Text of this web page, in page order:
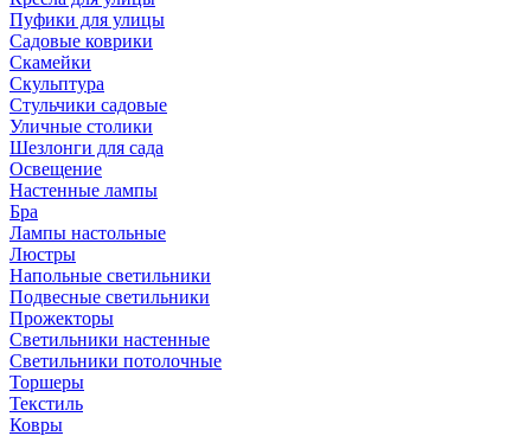
Пуфики для улицы
Садовые коврики
Скамейки
Скульптура
Стульчики садовые
Уличные столики
Шезлонги для сада
Освещение
Hастенные лампы
Бра
Лампы настольные
Люстры
Напольные светильники
Подвесные светильники
Прожекторы
Светильники настенные
Светильники потолочные
Торшеры
Текстиль
Ковры